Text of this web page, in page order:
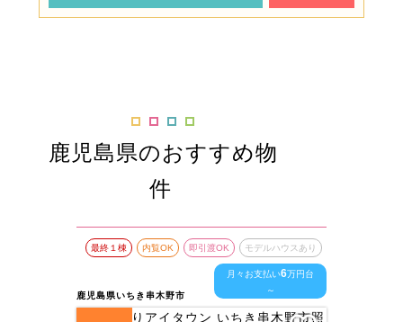
鹿児島県のおすすめ物
件
鹿児島県いちき串木野市
最終１棟 内覧OK 即引渡OK モデルハウスあり
月々お支払い6万円台
～